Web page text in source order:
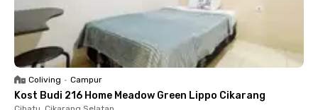
Coliving • Campur
Kost Budi 216 Home Meadow Green Lippo Cikarang